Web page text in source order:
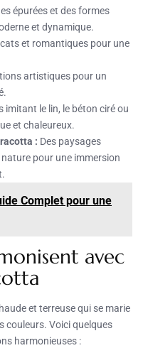
épurées et des formes
et dynamique.
et romantiques pour une
artistiques pour un
imitant le lin, le béton ciré ou
et chaleureux.
: Des paysages
pour une immersion
Complet pour une
avec
et terreuse qui se marie
couleurs. Voici quelques
harmonieuses :